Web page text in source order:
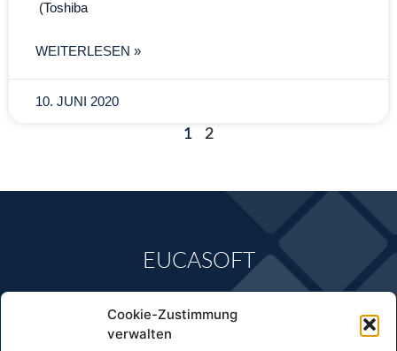
Cookie-Zustimmung
verwalten
(Toshiba
WEITERLESEN »
10. JUNI 2020
1 2
EUCASOFT
CASPOS EuCaSoft GmbH
Alte Bundesstr. 16